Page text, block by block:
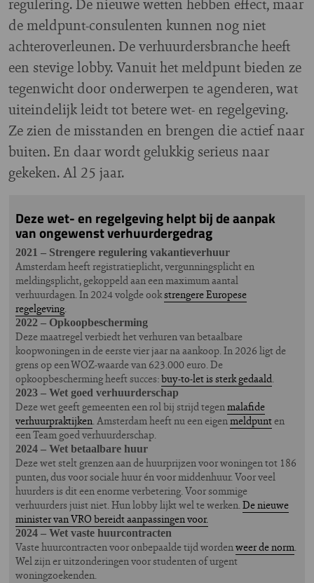
de meldpunt-consulenten kunnen nog niet
achteroverleunen. De verhuurdersbranche heeft
een stevige lobby. Vanuit het meldpunt bieden ze
tegenwicht door onderwerpen te agenderen, wat
uiteindelijk leidt tot betere wet- en regelgeving.
Ze zien de misstanden en brengen die actief naar
buiten. En daar wordt gelukkig serieus naar
gekeken. Al 25 jaar.
Deze wet- en regelgeving helpt bij de aanpak
van ongewenst verhuurdergedrag
2021 – Strengere regulering vakantieverhuur
Amsterdam heeft registratieplicht, vergunningsplicht en
meldingsplicht, gekoppeld aan een maximum aantal
verhuurdagen. In 2024 volgde ookstrengere Europese
regelgeving.
2022 – Opkoopbescherming
Deze maatregel verbiedt het verhuren van betaalbare
koopwoningen in de eerste vier jaar na aankoop. In 2026 ligt de
grens op een WOZ-waarde van 623.000 euro. De
opkoopbescherming heeft succes:buy-to-let is sterk gedaald.
2023 – Wet goed verhuurderschap
Deze wet geeft gemeenten een rol bij strijd tegenmalafide
verhuurpraktijken. Amsterdam heeft nu een eigenmeldpunten
een Team goed verhuurderschap.
2024 – Wet betaalbare huur
Deze wet stelt grenzen aan de huurprijzen voor woningen tot 186
punten, dus voor sociale huur én voor middenhuur. Voor veel
huurders is dit een enorme verbetering. Voor sommige
verhuurders juist niet. Hun lobby lijkt wel te werken.De nieuwe
minister van VRO bereidt aanpassingen voor.
2024 – Wet vaste huurcontracten
Vaste huurcontracten voor onbepaalde tijd wordenweer de norm.
Wel zijn er uitzonderingen voor studenten of urgent
woningzoekenden.